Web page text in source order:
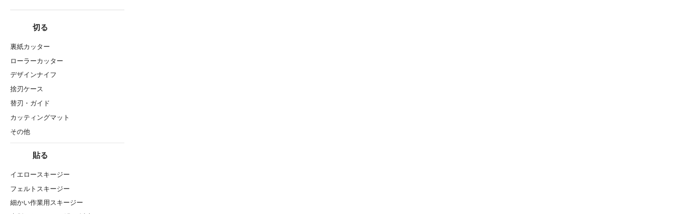
切る
裏紙カッター
ローラーカッター
デザインナイフ
捨刃ケース
替刃・ガイド
カッティングマット
その他
貼る
イエロースキージー
フェルトスキージー
細かい作業用スキージー